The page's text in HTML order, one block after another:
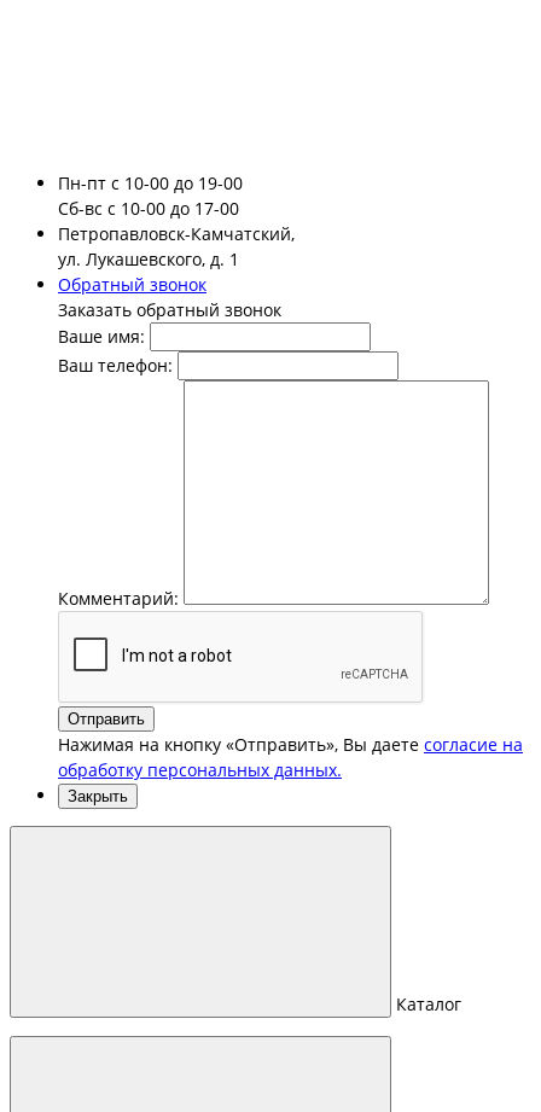
Пн-пт с 10-00 до 19-00
Сб-вс с 10-00 до 17-00
Петропавловск-Камчатский,
ул. Лукашевского, д. 1
Обратный звонок
Заказать обратный звонок
Ваше имя:
Ваш телефон:
Комментарий:
Отправить
Нажимая на кнопку «Отправить», Вы даете согласие на
обработку персональных данных.
Закрыть
Каталог